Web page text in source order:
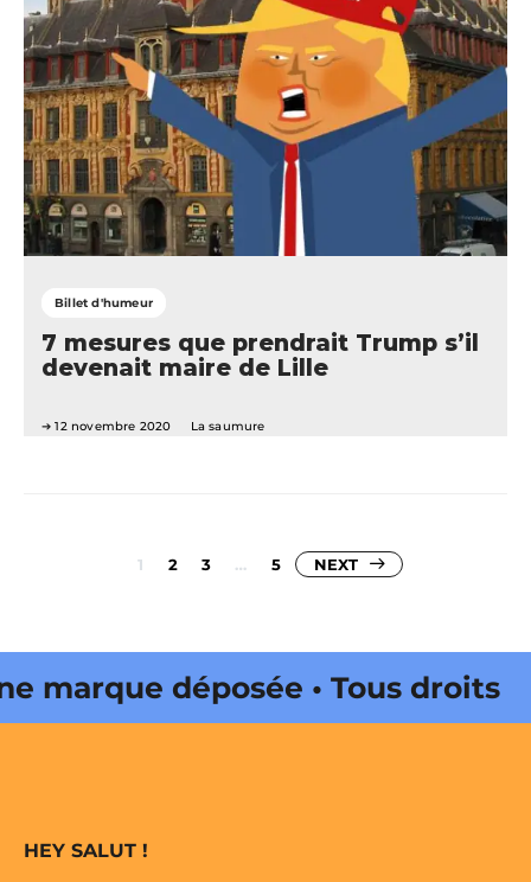
Billet d'humeur
7 mesures que prendrait Trump s’il
devenait maire de Lille
12 novembre 2020 La saumure
Pagination
1 2 3 … 5 NEXT
déposée • Tous droits
HEY SALUT !